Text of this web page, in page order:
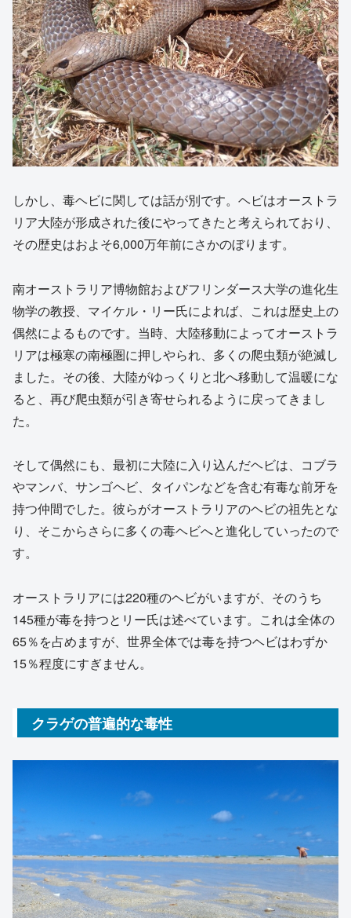
しかし、毒ヘビに関しては話が別です。ヘビはオーストラ
リア大陸が形成された後にやってきたと考えられており、
その歴史はおよそ6,000万年前にさかのぼります。
南オーストラリア博物館およびフリンダース大学の進化生
物学の教授、マイケル・リー氏によれば、これは歴史上の
偶然によるものです。当時、大陸移動によってオーストラ
リアは極寒の南極圏に押しやられ、多くの爬虫類が絶滅し
ました。その後、大陸がゆっくりと北へ移動して温暖にな
ると、再び爬虫類が引き寄せられるように戻ってきまし
た。
そして偶然にも、最初に大陸に入り込んだヘビは、コブラ
やマンバ、サンゴヘビ、タイパンなどを含む有毒な前牙を
持つ仲間でした。彼らがオーストラリアのヘビの祖先とな
り、そこからさらに多くの毒ヘビへと進化していったので
す。
オーストラリアには220種のヘビがいますが、そのうち
145種が毒を持つとリー氏は述べています。これは全体の
65％を占めますが、世界全体では毒を持つヘビはわずか
15％程度にすぎません。
クラゲの普遍的な毒性